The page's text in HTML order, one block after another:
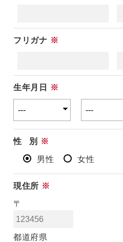
フリガナ ※
生年月日 ※
性 別 ※
男性 女性
現住所 ※
〒
都道府県